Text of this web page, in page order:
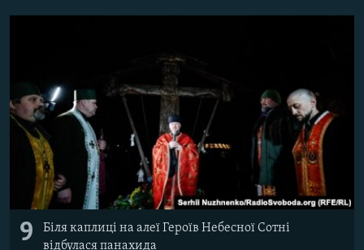
9
Біля каплиці на алеї Героїв Небесної Сотні
відбулася панахида